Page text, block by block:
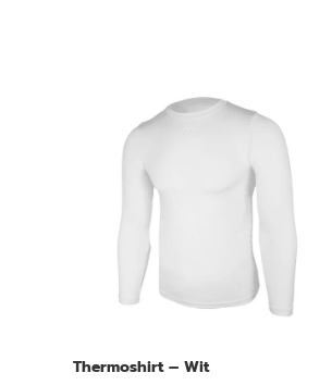
Thermoshirt – Wit